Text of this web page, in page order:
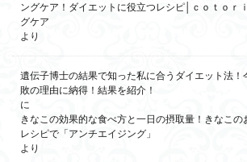
ングケア！ダイエットに役立つレシピ│ｃｏｔｏｒ
グケア
より
遺伝子博士の結果で知った私に合うダイエット法！
敗の理由に納得！結果を紹介！
に
きなこの効果的な食べ方と一日の摂取量！きなこ
レシピで「アンチエイジング」
より